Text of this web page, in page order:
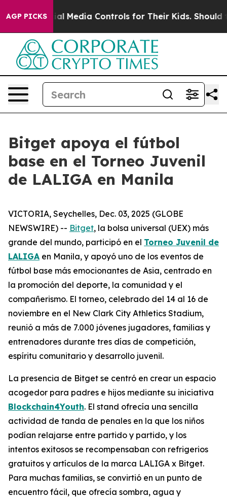
AGP PICKS
Social Media Controls for Their Kids. Should the
Bitget apoya el fútbol
base en el Torneo Juvenil
de LALIGA en Manila
VICTORIA, Seychelles, Dec. 03, 2025 (GLOBE
NEWSWIRE) -- Bitget, la bolsa universal (UEX) más
grande del mundo, participó en el Torneo Juvenil de
LALIGA en Manila, y apoyó uno de los eventos de
fútbol base más emocionantes de Asia, centrado en
la promoción del deporte, la comunidad y el
compañerismo. El torneo, celebrado del 14 al 16 de
noviembre en el New Clark City Athletics Stadium,
reunió a más de 7.000 jóvenes jugadores, familias y
entrenadores durante tres días de competición,
espíritu comunitario y desarrollo juvenil.
La presencia de Bitget se centró en crear un espacio
acogedor para padres e hijos mediante su iniciativa
Blockchain4Youth. El stand ofrecía una sencilla
actividad de tanda de penales en la que los niños
podían relajarse entre partido y partido, y los
intentos exitosos se recompensaban con refrigerios
gratuitos y artículos de la marca LALIGA x Bitget.
Para muchas familias, se convirtió en un punto de
encuentro fácil, que ofrecía sombra, agua y